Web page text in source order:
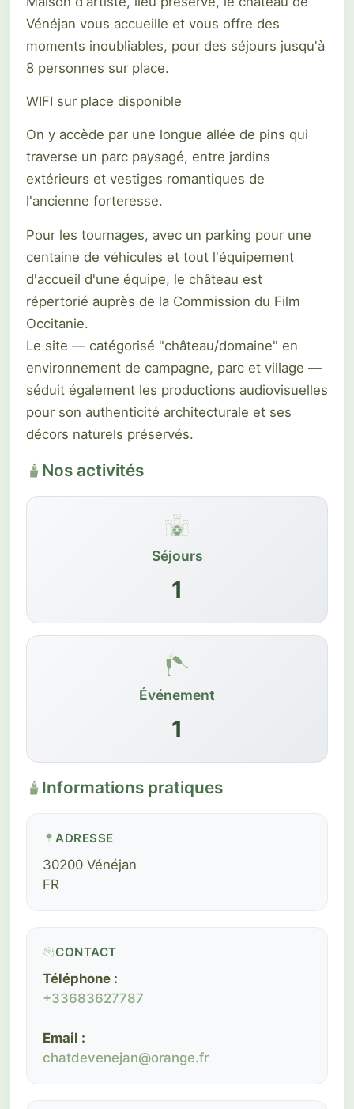
Vénéjan vous accueille et vous offre des
moments inoubliables, pour des séjours jusqu'à
8 personnes sur place.
WIFI sur place disponible
On y accède par une longue allée de pins qui
traverse un parc paysagé, entre jardins
extérieurs et vestiges romantiques de
l'ancienne forteresse.
Pour les tournages, avec un parking pour une
centaine de véhicules et tout l'équipement
d'accueil d'une équipe, le château est
répertorié auprès de la Commission du Film
Occitanie.
Le site — catégorisé "château/domaine" en
environnement de campagne, parc et village —
séduit également les productions audiovisuelles
pour son authenticité architecturale et ses
décors naturels préservés.
Nos activités
Séjours
1
Événement
1
Informations pratiques
ADRESSE
30200 Vénéjan
FR
CONTACT
Téléphone :
+33683627787
Email :
chatdevenejan@orange.fr